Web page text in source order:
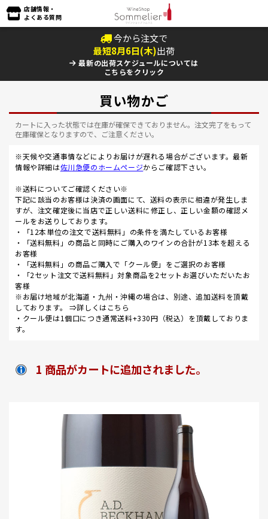
店舗情報・
よくある質問
今から注文で
最短8月6日(木)出荷
最新の出荷スケジュールについては
こちらをクリック
買い物かご
カートに入った状態では在庫が確保できておりません。注文完了をもって
在庫確保となりますので、ご注意ください。
※天候や交通事情などによりお届けが遅れる場合がございます。最新
情報や詳細は佐川急便のホームページからご確認下さい。
※送料についてご確認ください※
下記に該当のお客様は決済の画面にて、送料の表示に相違が発生しま
すが、注文確定後に当店で正しい送料に修正し、正しい金額の確認メ
ールをお送りしております。
・「12本単位の注文で送料無料」の条件を満たしているお客様
・「送料無料」の商品と同時にご購入のワインの合計が13本を超える
お客様
・「送料無料」の商品ご購入で「クール便」をご選択のお客様
・「2セット注文で送料無料」対象商品を2セットお選びいただいたお
客様
※お届け地域が北海道・九州・沖縄の場合は、別途、追加送料を頂戴
しております。 ⇒詳しくはこちら
・クール便は1個口につき通常送料+330円（税込）を頂戴しておりま
す。
1 商品がカートに追加されました。